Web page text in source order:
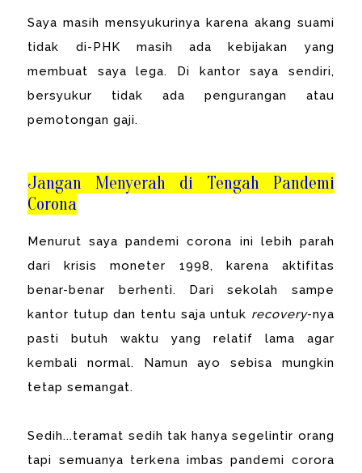
Saya masih mensyukurinya karena akang suami
tidak di-PHK masih ada kebijakan yang
membuat saya lega. Di kantor saya sendiri,
bersyukur tidak ada pengurangan atau
pemotongan gaji.
Jangan Menyerah di Tengah Pandemi
Corona
Menurut saya pandemi corona ini lebih parah
dari krisis moneter 1998, karena aktifitas
benar-benar berhenti. Dari sekolah sampe
kantor tutup dan tentu saja untuk recovery-nya
pasti butuh waktu yang relatif lama agar
kembali normal. Namun ayo sebisa mungkin
tetap semangat.
Sedih...teramat sedih tak hanya segelintir orang
tapi semuanya terkena imbas pandemi corora